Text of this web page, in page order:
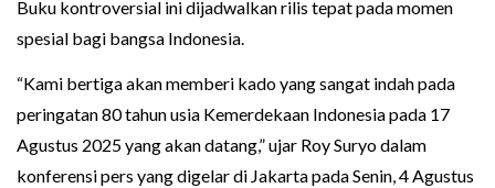
Buku kontroversial ini dijadwalkan rilis tepat pada momen
spesial bagi bangsa Indonesia.
“Kami bertiga akan memberi kado yang sangat indah pada
peringatan 80 tahun usia Kemerdekaan Indonesia pada 17
Agustus 2025 yang akan datang,” ujar Roy Suryo dalam
konferensi pers yang digelar di Jakarta pada Senin, 4 Agustus